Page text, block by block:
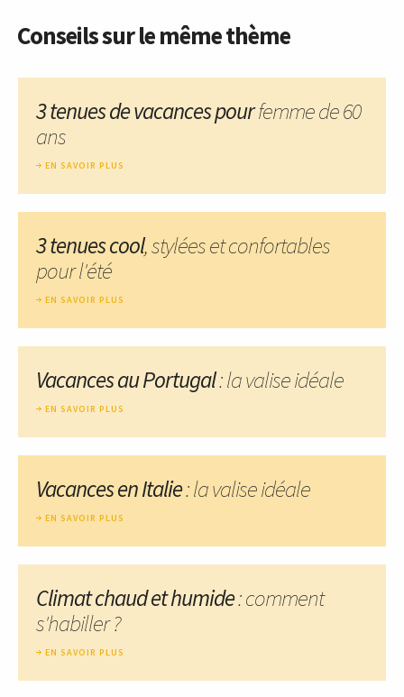
Conseils sur le même thème
3 tenues de vacances pourfemme de 60
ans
EN SAVOIR PLUS
3 tenues cool, stylées et confortables
pour l'été
EN SAVOIR PLUS
Vacances au Portugal: la valise idéale
EN SAVOIR PLUS
Vacances en Italie: la valise idéale
EN SAVOIR PLUS
Climat chaud et humide: comment
s'habiller ?
EN SAVOIR PLUS